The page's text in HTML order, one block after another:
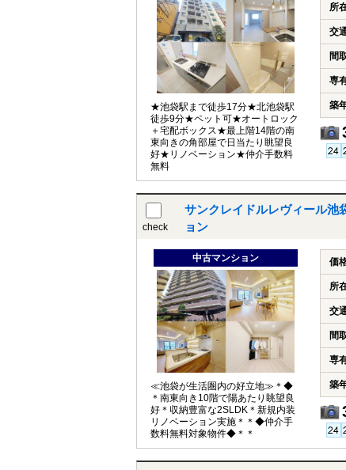
★池袋駅まで徒歩17分★北池袋駅
徒歩9分★ペット可★オートロック
＋宅配ボックス★最上階14階の南
東向きの角部屋で日当たり眺望良
好★リノベーション★仲介手数料
無料
所
交
間
専
築
check
サンクレイドルレヴィール池
ョン
中古マンション
≪池袋が生活圏内の好立地≫＊◆
＊南東向き10階で陽あたり眺望良
好＊収納豊富な2SLDK＊新規内装
リノベーション実施＊＊◆仲介手
数料無料対象物件◆＊＊
価
所
交
間
専
築